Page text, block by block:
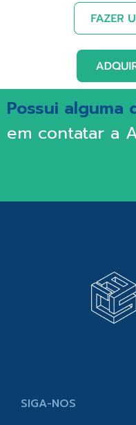
Possui alguma
em contatar a
SIGA-NOS